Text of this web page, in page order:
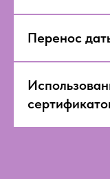
Перенос